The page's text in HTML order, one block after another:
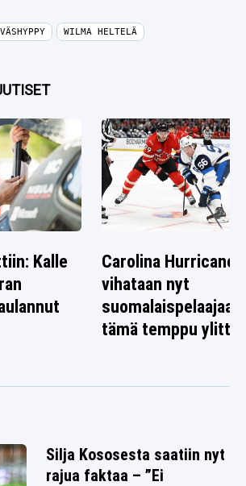
WILMA HELTELÄ
Kalle
Carolina
vihataan nyt
suomalaispelaajaa
tämä temppu ylitti
Silja Kososesta saatiin nyt
rajua faktaa – ”Ei